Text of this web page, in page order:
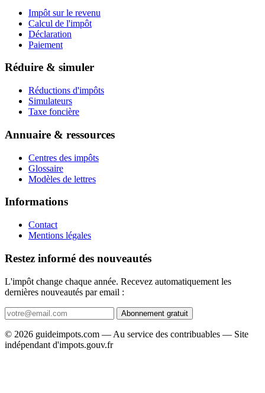
Impôt sur le revenu
Calcul de l'impôt
Déclaration
Paiement
Réduire & simuler
Réductions d'impôts
Simulateurs
Taxe foncière
Annuaire & ressources
Centres des impôts
Glossaire
Modèles de lettres
Informations
Contact
Mentions légales
Restez informé des nouveautés
L'impôt change chaque année. Recevez automatiquement les
dernières nouveautés par email :
Abonnement gratuit
© 2026 guideimpots.com — Au service des contribuables — Site
indépendant d'impots.gouv.fr